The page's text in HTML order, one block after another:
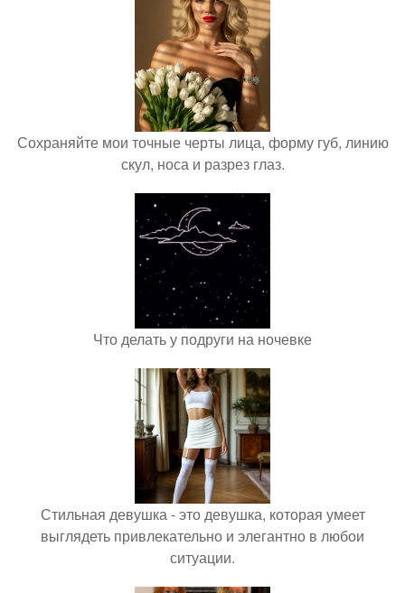
Сохраняйте мои точные черты лица, форму губ, линию
скул, носа и разрез глаз.
Что делать у подруги на ночевке
Стильная девушка - это девушка, которая умеет
выглядеть привлекательно и элегантно в любои
ситуации.